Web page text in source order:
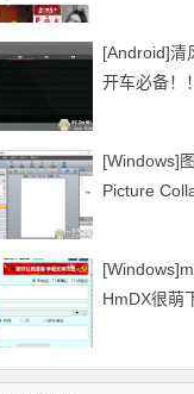
[Android]清
开车必备！
[Windows]
Picture
HmDX很萌